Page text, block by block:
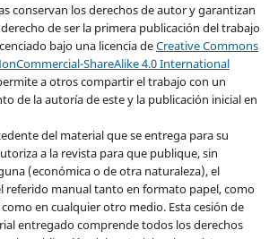
conservan los derechos de autor y garantizan
de ser la primera publicación del trabajo
bajo una licencia deCreative Commons
ShareAlike 4.0 International
a otros compartir el trabajo con un
de la autoría de este y la publicación inicial en
del material que se entrega para su
a la revista para que publique, sin
(económica o de otra naturaleza), el
referido manual tanto en formato papel, como
en cualquier otro medio. Esta cesión de
entregado comprende todos los derechos